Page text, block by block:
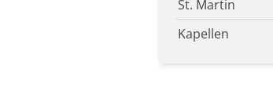
St. Martin
Kapellen